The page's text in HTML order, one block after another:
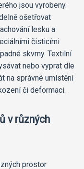
jsou vyrobeny.
ošetřovat
lesku a
čisticími
skvrny. Textilní
nebo vyprat dle
na správné umístění
či deformaci.
v různých
prostor